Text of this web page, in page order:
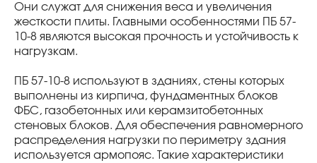
Они служат для снижения веса и увеличения
жесткости плиты. Главными особенностями ПБ 57-
10-8 являются высокая прочность и устойчивость к
нагрузкам.
ПБ 57-10-8 используют в зданиях, стены которых
выполнены из кирпича, фундаментных блоков
ФБС, газобетонных или керамзитобетонных
стеновых блоков. Для обеспечения равномерного
распределения нагрузки по периметру здания
используется армопояс. Такие характеристики